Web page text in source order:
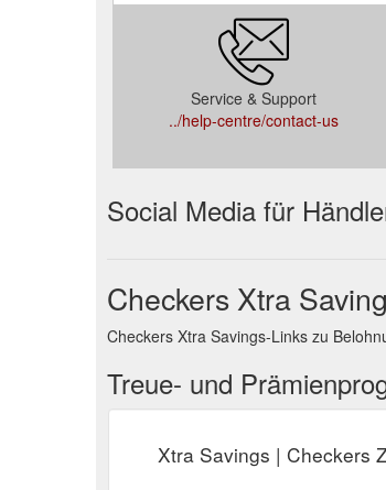
Service & Support
../help-centre/contact-us
Social Media für
Checkers Xtra
Checkers Xtra Savings-Links zu
Treue- und
Xtra Savings | Checkers